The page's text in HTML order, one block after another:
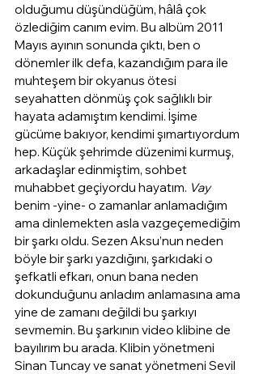
olduğumu düşündüğüm, hâlâ çok
özlediğim canım evim. Bu albüm 2011
Mayıs ayının sonunda çıktı, ben o
dönemler ilk defa, kazandığım para ile
muhteşem bir okyanus ötesi
seyahatten dönmüş çok sağlıklı bir
hayata adamıştım kendimi. İşime
gücüme bakıyor, kendimi şımartıyordum
hep. Küçük şehrimde düzenimi kurmuş,
arkadaşlar edinmiştim, sohbet
muhabbet geçiyordu hayatım. Vay
benim -yine- o zamanlar anlamadığım
ama dinlemekten asla vazgeçemediğim
bir şarkı oldu. Sezen Aksu’nun neden
böyle bir şarkı yazdığını, şarkıdaki o
şefkatli efkarı, onun bana neden
dokunduğunu anladım anlamasına ama
yine de zamanı değildi bu şarkıyı
sevmemin. Bu şarkının video klibine de
bayılırım bu arada. Klibin yönetmeni
Sinan Tuncay ve sanat yönetmeni Sevil